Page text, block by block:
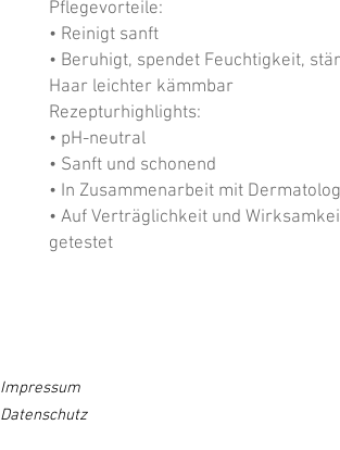
Pflegevorteile:
• Reinigt sanft
• Beruhigt, spendet Feuchtigkeit,
Haar leichter kämmbar
Rezepturhighlights:
• pH-neutral
• Sanft und schonend
• In Zusammenarbeit mit
• Auf Verträglichkeit und
getestet
Impressum
Datenschutz